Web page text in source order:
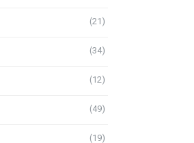
(21)
(34)
(12)
(49)
(19)